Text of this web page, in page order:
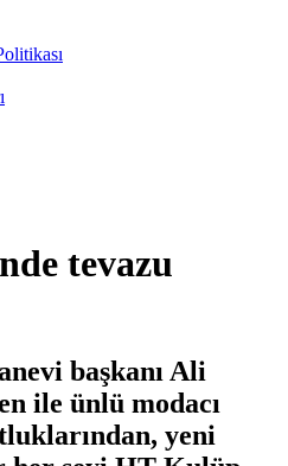
tevazu
başkanı Ali
ile ünlü modacı
yeni